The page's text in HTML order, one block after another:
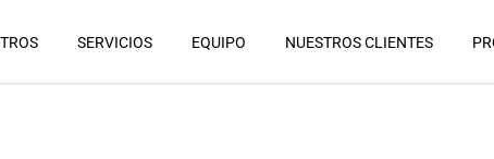
SERVICIOS EQUIPO NUESTROS CLIENTES